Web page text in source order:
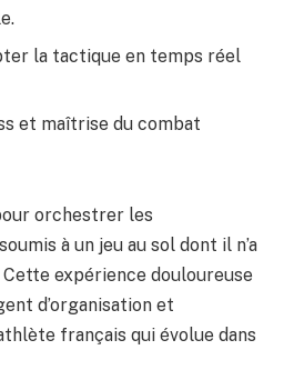
la tactique en temps réel
et maîtrise du combat
orchestrer les
à un jeu au sol dont il n’a
expérience douloureuse
d’organisation et
français qui évolue dans